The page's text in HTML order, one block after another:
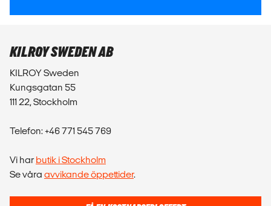
KILROY SWEDEN AB
KILROY Sweden
Kungsgatan 55
111 22, Stockholm
Telefon: +46 771 545 769
Vi har butik i Stockholm
Se våra avvikande öppettider.